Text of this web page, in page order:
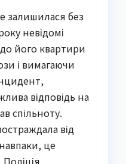
залишилася без
невідомі
його квартири
і вимагаючи
відповідь на
спільноту.
від
це